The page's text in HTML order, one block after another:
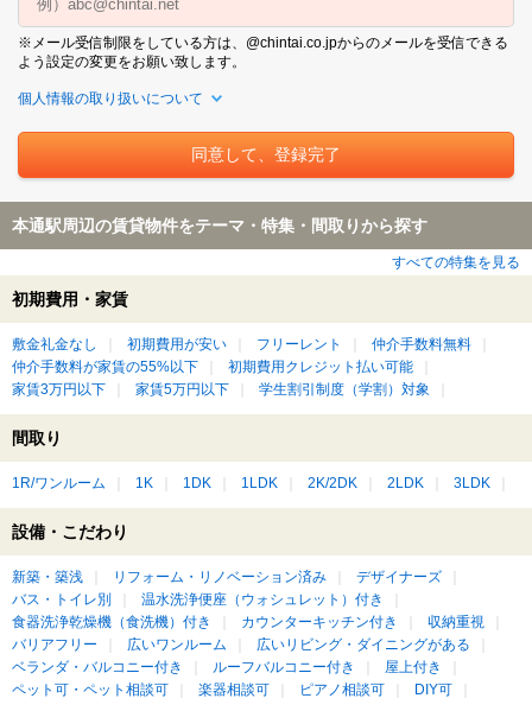
※メール受信制限をしている方は、@chintai.co.jpからのメールを受信できる
よう設定の変更をお願い致します。
個人情報の取り扱いについて
本通駅周辺の賃貸物件をテーマ・特集・間取りから探す
すべての特集を見る
初期費用・家賃
敷金礼金なし 初期費用が安い フリーレント
仲介手数料無料
仲介手数料が家賃の55%以下
初期費用クレジット払い可能
家賃3万円以下
家賃5万円以下 学生割引制度（学割）対象
間取り
1R/ワンルーム 1K 1DK 1LDK 2K/2DK 2LDK 3LDK
設備・こだわり
新築・築浅 リフォーム・リノベーション済み
デザイナーズ
バス・トイレ別
温水洗浄便座（ウォシュレット）付き
食器洗浄乾燥機（食洗機）付き
カウンターキッチン付き
収納重視
バリアフリー
広いワンルーム
広いリビング・ダイニングがある
ベランダ・バルコニー付き
ルーフバルコニー付き
屋上付き
ペット可・ペット相談可
楽器相談可 ピアノ相談可 DIY可